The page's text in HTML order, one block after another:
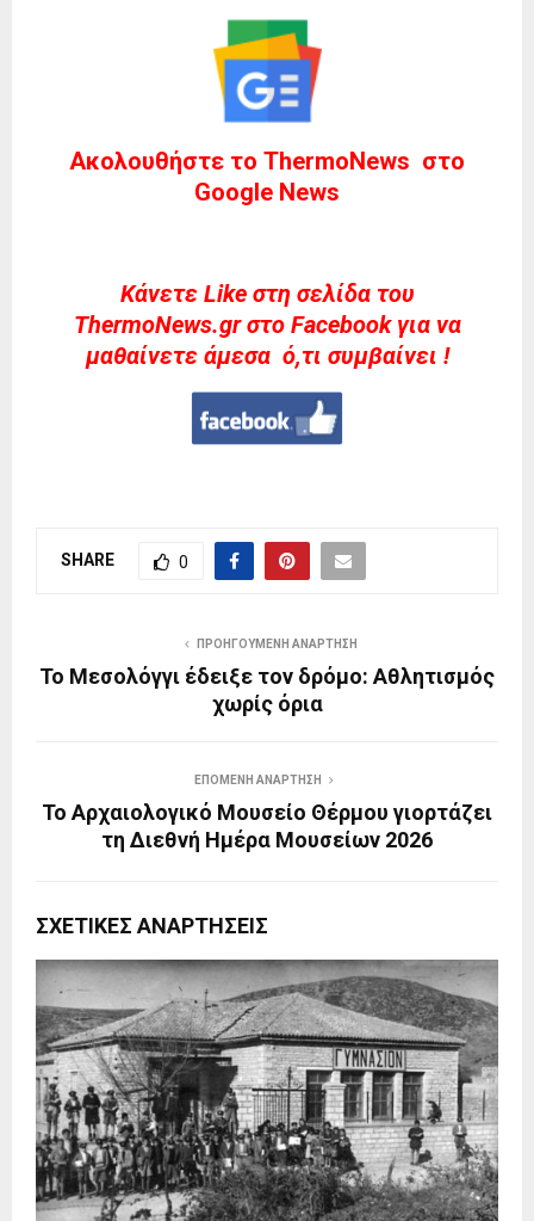
Ακολουθήστε το ThermoNews στο
Google News
Kάνετε Like στη σελίδα του
ThermoNews.gr στο Facebook για να
μαθαίνετε άμεσα ό,τι συμβαίνει !
SHARE 0
ΠΡΟΗΓΟΎΜΕΝΗ ΑΝΆΡΤΗΣΗ
Το Μεσολόγγι έδειξε τον δρόμο: Αθλητισμός
χωρίς όρια
ΕΠΌΜΕΝΗ ΑΝΆΡΤΗΣΗ
Το Αρχαιολογικό Μουσείο Θέρμου γιορτάζει
τη Διεθνή Ημέρα Μουσείων 2026
ΣΧΕΤΙΚΈΣ ΑΝΑΡΤΉΣΕΙΣ